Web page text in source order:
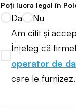
Poți lucra legal în
Da
Nu
Am citit și
Înțeleg că
operator de
care le furnizez.